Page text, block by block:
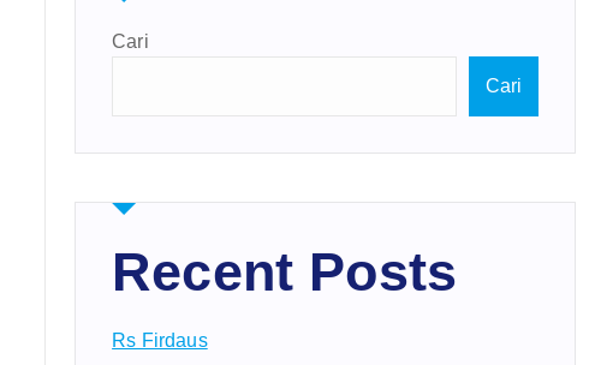
Cari
Cari
Recent Posts
Rs Firdaus